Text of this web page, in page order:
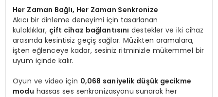
Her Zaman Bağlı, Her Zaman Senkronize
Akıcı bir dinleme deneyimi için tasarlanan
kulaklıklar, çift cihaz bağlantısını destekler ve iki cihaz
arasında kesintisiz geçiş sağlar. Müzikten aramalara,
işten eğlenceye kadar, sesiniz ritminizle mükemmel bir
uyum içinde kalır.
Oyun ve video için 0,068 saniyelik düşük gecikme
modu hassas ses senkronizasyonu sunarak her